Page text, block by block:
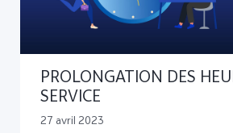
PROLONGATION DES
SERVICE
27 avril 2023